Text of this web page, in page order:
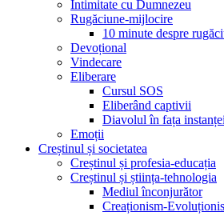
Intimitate cu Dumnezeu
Rugăciune-mijlocire
10 minute despre
Devoțional
Vindecare
Eliberare
Cursul SOS
Eliberând captivii
Diavolul în fața instanței
Emoții
Creștinul și societatea
Creștinul și profesia-educația
Creștinul și știința-tehnologia
Mediul înconjurător
Creaționism-